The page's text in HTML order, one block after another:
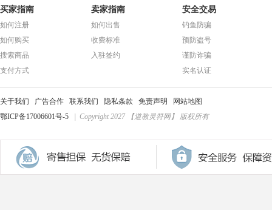
买家指南
如何注册
如何购买
搜索商品
支付方式
卖家指南
如何出售
收费标准
入驻签约
安全交易
钓鱼防骗
预防盗号
谨防诈骗
实名认证
关于我们 广告合作 联系我们 隐私条款 免责声明
网站地图
鄂ICP备17006601号-5
| Copyright 2027 【道教灵符网】 版权所有